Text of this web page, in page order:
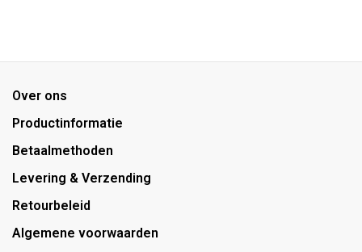
Over ons
Productinformatie
Betaalmethoden
Levering & Verzending
Retourbeleid
Algemene voorwaarden